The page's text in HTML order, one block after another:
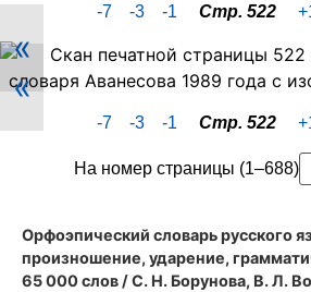
-7 -3 -1 Стр. 522
Скан
PDF-
страницы
522
Аванесова
«
«
-7 -3 -1 Стр. 522
На номер страницы (1–688)
Орфоэпический словарь русского
произношение, ударение,
65 000 слов / С. Н. Борунова, В. Л.